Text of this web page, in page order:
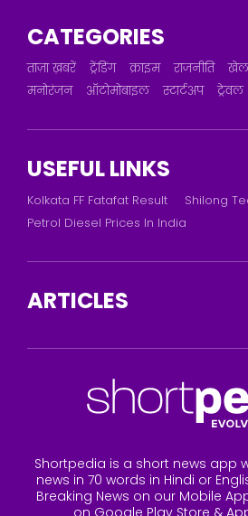
CATEGORIES
ताज़ा ख़बरें ट्रेंडिंग क्राइम राजनीति खेल
मनोरंजन
ऑटोमोबाइल स्टार्टअप ट्रेवल
USEFUL LINKS
Kolkata FF Fatafat Result
Shilong
Petrol Diesel Prices In India
ARTICLES
Shortpedia is a short news app
news in 70 words in Hindi or
Breaking News on our Mobile